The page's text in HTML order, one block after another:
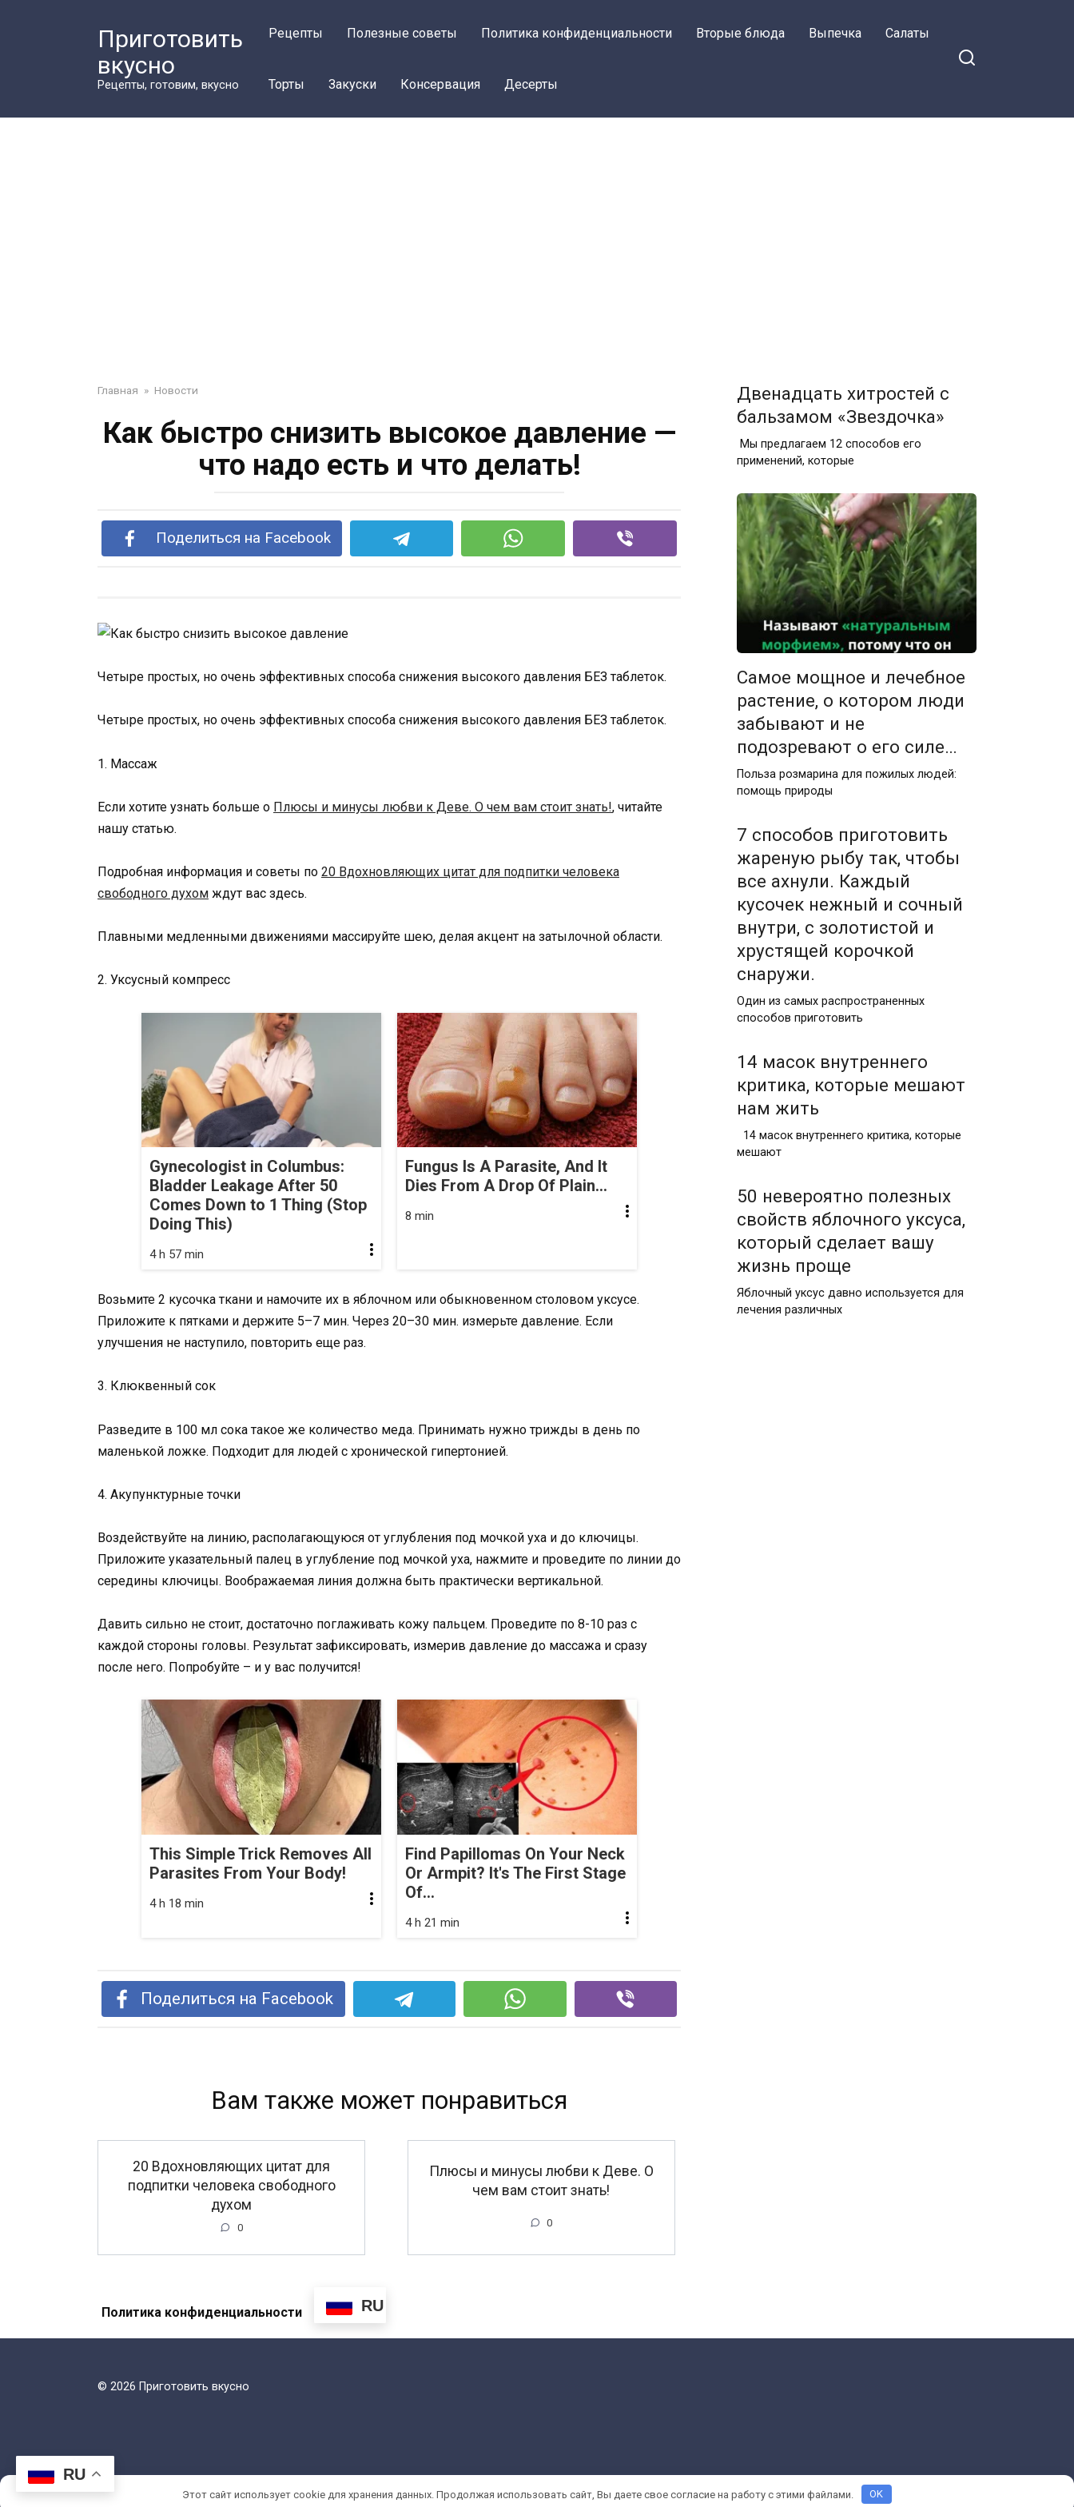
Приготовить
вкусно
Рецепты, готовим, вкусно
Рецепты Полезные советы Политика конфиденциальности Вторые блюда Выпечка Салаты
Торты Закуски Консервация Десерты
Главная » Новости
Как быстро снизить высокое давление —
что надо есть и что делать!
Поделиться на Facebook
Четыре простых, но очень эффективных способа снижения высокого давления БЕЗ таблеток.
Четыре простых, но очень эффективных способа снижения высокого давления БЕЗ таблеток.
1. Массаж
Если хотите узнать больше о Плюсы и минусы любви к Деве. О чем вам стоит знать!, читайте
нашу статью.
Подробная информация и советы по 20 Вдохновляющих цитат для подпитки человека
свободного духом ждут вас здесь.
Плавными медленными движениями массируйте шею, делая акцент на затылочной области.
2. Уксусный компресс
Gynecologist in Columbus:
Bladder Leakage After 50
Comes Down to 1 Thing (Stop
Doing This)
4 h 57 min
Fungus Is A Parasite, And It
Dies From A Drop Of Plain...
8 min
Возьмите 2 кусочка ткани и намочите их в яблочном или обыкновенном столовом уксусе.
Приложите к пятками и держите 5–7 мин. Через 20–30 мин. измерьте давление. Если
улучшения не наступило, повторить еще раз.
3. Клюквенный сок
Разведите в 100 мл сока такое же количество меда. Принимать нужно трижды в день по
маленькой ложке. Подходит для людей с хронической гипертонией.
4. Акупунктурные точки
Воздействуйте на линию, располагающуюся от углубления под мочкой уха и до ключицы.
Приложите указательный палец в углубление под мочкой уха, нажмите и проведите по линии до
середины ключицы. Воображаемая линия должна быть практически вертикальной.
Давить сильно не стоит, достаточно поглаживать кожу пальцем. Проведите по 8-10 раз с
каждой стороны головы. Результат зафиксировать, измерив давление до массажа и сразу
после него. Попробуйте – и у вас получится!
This Simple Trick Removes All
Parasites From Your Body!
4 h 18 min
Find Papillomas On Your Neck
Or Armpit? It's The First Stage
Of...
4 h 21 min
Поделиться на Facebook
Вам также может понравиться
20 Вдохновляющих цитат для
подпитки человека свободного
духом
0
Плюсы и минусы любви к Деве. О
чем вам стоит знать!
0
Двенадцать хитростей с
бальзамом «Звездочка»
Мы предлагаем 12 способов его
применений, которые
Самое мощное и лечебное
растение, о котором люди
забывают и не
подозревают о его силе…
Польза розмарина для пожилых людей:
помощь природы
7 способов приготовить
жареную рыбу так, чтобы
все ахнули. Каждый
кусочек нежный и сочный
внутри, с золотистой и
хрустящей корочкой
снаружи.
Один из самых распространенных
способов приготовить
14 масок внутреннего
критика, которые мешают
нам жить
14 масок внутреннего критика, которые
мешают
50 невероятно полезных
свойств яблочного уксуса,
который сделает вашу
жизнь проще
Яблочный уксус давно используется для
лечения различных
Политика конфиденциальности RU
© 2026 Приготовить вкусно
RU
Этот сайт использует cookie для хранения данных. Продолжая использовать сайт, Вы даете свое согласие на работу с этими файлами. OK